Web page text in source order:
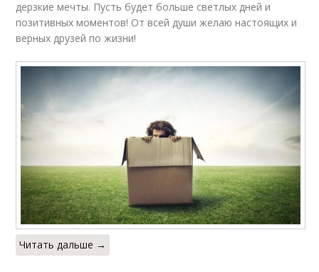
дерзкие мечты. Пусть будет больше светлых дней и
позитивных моментов! От всей души желаю настоящих и
верных друзей по жизни!
Читать дальше →